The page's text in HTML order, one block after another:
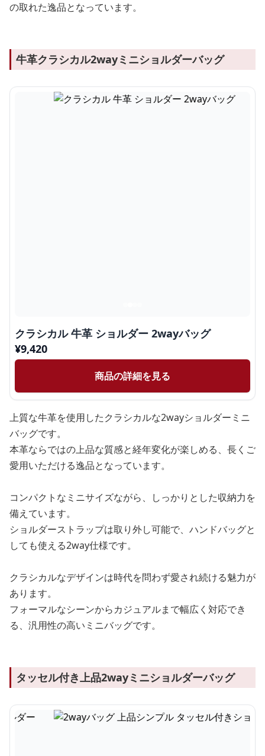
の取れた逸品となっています。
牛革クラシカル2wayミニショルダーバッグ
クラシカル 牛革 ショルダー 2wayバッグ
¥9,420
商品の詳細を見る
上質な牛革を使用したクラシカルな2wayショルダーミニ
バッグです。
本革ならではの上品な質感と経年変化が楽しめる、長くご
愛用いただける逸品となっています。
コンパクトなミニサイズながら、しっかりとした収納力を
備えています。
ショルダーストラップは取り外し可能で、ハンドバッグと
しても使える2way仕様です。
クラシカルなデザインは時代を問わず愛され続ける魅力が
あります。
フォーマルなシーンからカジュアルまで幅広く対応でき
る、汎用性の高いミニバッグです。
タッセル付き上品2wayミニショルダーバッグ